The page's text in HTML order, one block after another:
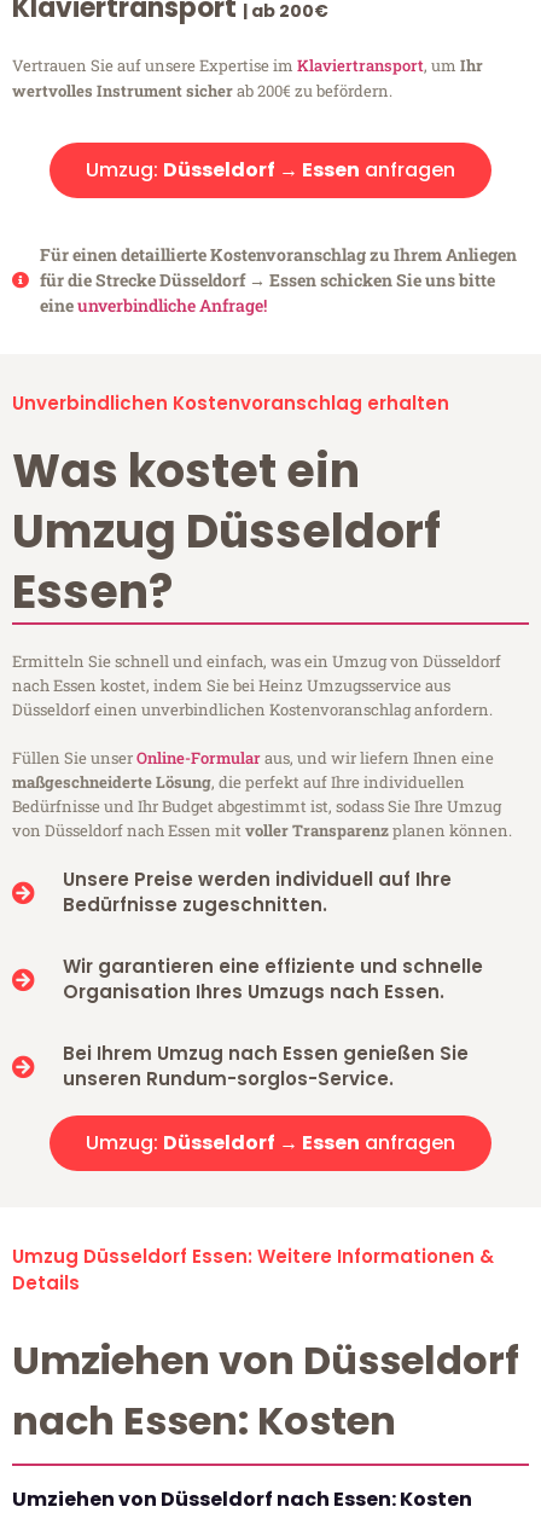
Klaviertransport | ab 200€
Vertrauen Sie auf unsere Expertise im Klaviertransport, um Ihr
wertvolles Instrument sicherab 200€ zu befördern.
Umzug: Düsseldorf → Essen anfragen
Für einen detaillierte Kostenvoranschlag zu Ihrem Anliegen
für die Strecke Düsseldorf → Essen schicken Sie uns bitte
eineunverbindliche Anfrage!
Unverbindlichen Kostenvoranschlag erhalten
Was kostet ein
Umzug Düsseldorf
Essen?
Ermitteln Sie schnell und einfach, was ein Umzug von Düsseldorf
nach Essen kostet, indem Sie bei Heinz Umzugsservice aus
Düsseldorf einen unverbindlichen Kostenvoranschlag anfordern.
Füllen Sie unserOnline-Formularaus, und wir liefern Ihnen eine
maßgeschneiderte Lösung, die perfekt auf Ihre individuellen
Bedürfnisse und Ihr Budget abgestimmt ist, sodass Sie Ihre Umzug
von Düsseldorf nach Essen mitvoller Transparenzplanen können.
Unsere Preise werden individuell auf Ihre
Bedürfnisse zugeschnitten.
Wir garantieren eine effiziente und schnelle
Organisation Ihres Umzugs nach Essen.
Bei Ihrem Umzug nach Essen genießen Sie
unseren Rundum-sorglos-Service.
Umzug: Düsseldorf → Essen anfragen
Umzug Düsseldorf Essen: Weitere Informationen &
Details
Umziehen von Düsseldorf
nach Essen: Kosten
Umziehen von Düsseldorf nach Essen: Kosten